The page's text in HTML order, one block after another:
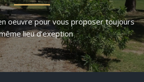
oeuvre pour vous proposer toujours
lieu d’exeption